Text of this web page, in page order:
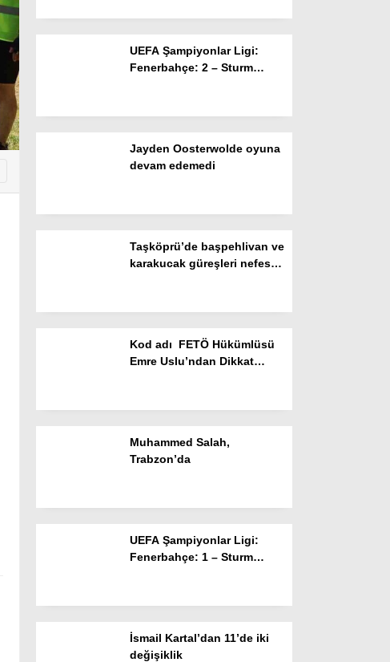
Künye
Teknoloji
UEFA Şampiyonlar Ligi:
Fenerbahçe: 2 – Sturm
Jayden Oosterwolde oyuna
devam edemedi
Taşköprü’de başpehlivan ve
karakucak güreşleri nefes
Kod adı FETÖ Hükümlüsü
Emre Uslu’ndan Dikkat
Muhammed Salah,
Trabzon’da
UEFA Şampiyonlar Ligi:
Fenerbahçe: 1 – Sturm
İsmail Kartal’dan 11’de iki
değişiklik